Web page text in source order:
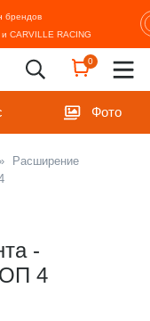
брендов
CARVILLE RACING
0
Фото
Расширение
-
ОП 4